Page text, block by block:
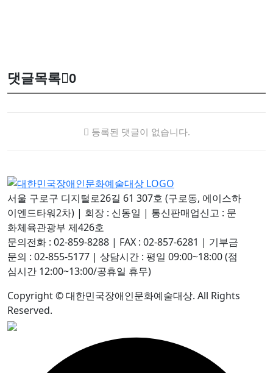
댓글목록 0
등록된 댓글이 없습니다.
서울 구로구 디지털로26길 61 307호 (구로동, 에이스하
이엔드타워2차) | 회장 : 신동일 | 통신판매업신고 : 문
화체육관광부 제426호
문의전화 : 02-859-8288 | FAX : 02-857-6281 | 기부금
문의 : 02-855-5177 | 상담시간 : 평일 09:00~18:00 (점
심시간 12:00~13:00/공휴일 휴무)
Copyright © 대한민국장애인문화예술대상. All Rights
Reserved.